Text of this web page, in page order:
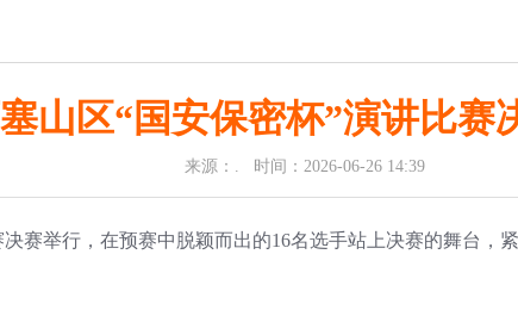
山区“国安保密杯”演讲比赛
来源：. 时间：2026-06-26 14:39
举行，在预赛中脱颖而出的16名选手站上决赛的舞台，